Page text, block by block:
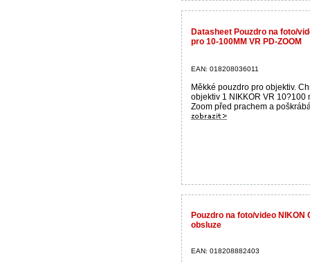
Datasheet Pouzdro na foto/
pro 10-100MM VR PD-ZOOM
EAN: 018208036011
Měkké pouzdro pro objektiv.
objektiv 1 NIKKOR VR 10?100
Zoom před prachem a
Pouzdro na foto/video NIKON
obsluze
EAN: 018208882403